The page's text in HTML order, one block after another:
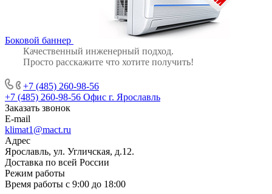
Боковой баннер
Качественный инженерный подход.
Просто расскажите что хотите получить!
+7 (485) 260-98-56
+7 (485) 260-98-56 Офис г. Ярославль
Заказать звонок
E-mail
klimat1@mact.ru
Адрес
Ярославль, ул. Угличская, д.12.
Доставка по всей России
Режим работы
Время работы с 9:00 до 18:00